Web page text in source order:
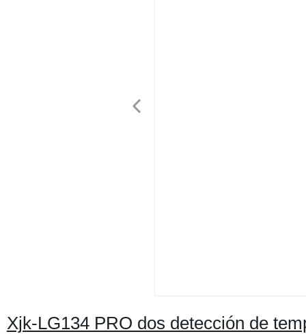
Xjk-LG134 PRO dos detección de